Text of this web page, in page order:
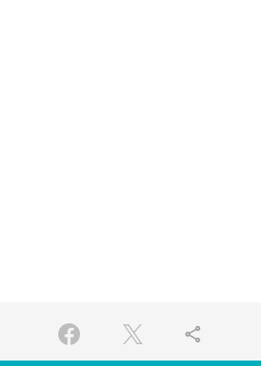
share